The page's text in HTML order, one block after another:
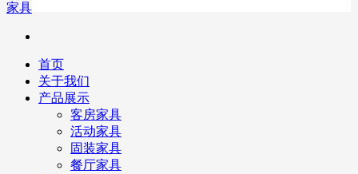
家具
首页
关于我们
产品展示
客房家具
活动家具
固装家具
餐厅家具